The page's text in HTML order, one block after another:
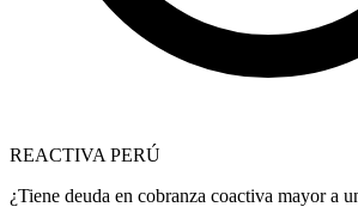
REACTIVA PERÚ
¿Tiene deuda en cobranza coactiva mayor a